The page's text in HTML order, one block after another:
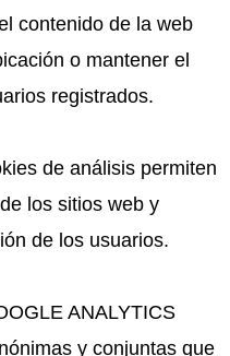
contenido de la web
o mantener el
registrados.
de análisis permiten
los sitios web y
de los usuarios.
ANALYTICS
y conjuntas que